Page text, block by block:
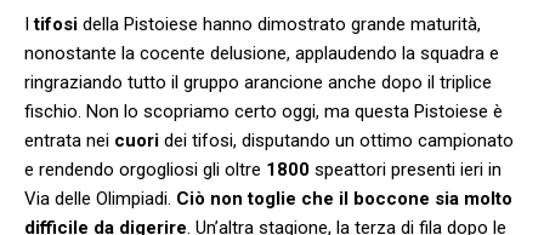
Itifosi della Pistoiese hanno dimostrato grande maturità,
nonostante la cocente delusione, applaudendo la squadra e
ringraziando tutto il gruppo arancione anche dopo il triplice
fischio. Non lo scopriamo certo oggi, ma questa Pistoiese è
entrata nei cuori dei tifosi, disputando un ottimo campionato
e rendendo orgogliosi gli oltre 1800 speattori presenti ieri in
Via delle Olimpiadi. Ciò non toglie che il boccone sia molto
difficile da digerire. Un’altra stagione, la terza di fila dopo le